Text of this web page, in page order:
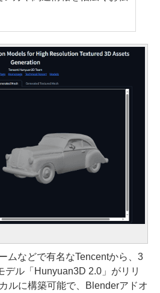
ムなどで有名なTencentから、3
デル「Hunyuan3D 2.0」がリリ
ルに構築可能で、Blenderアドオ